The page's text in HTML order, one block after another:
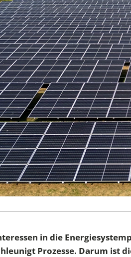
in die
Prozesse. Darum ist